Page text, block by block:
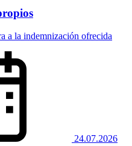
a la indemnización ofrecida
24.07.2026